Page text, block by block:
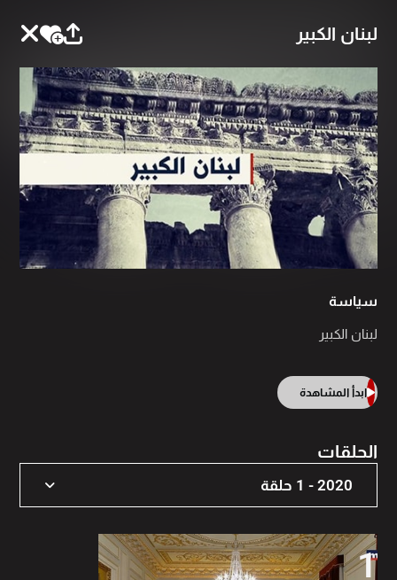
لبنان الكبير
سياسة
لبنان الكبير
ابدأ المشاهدة
الحلقات
2020 - 1 حلقة
2020 - 1 حلقة
1